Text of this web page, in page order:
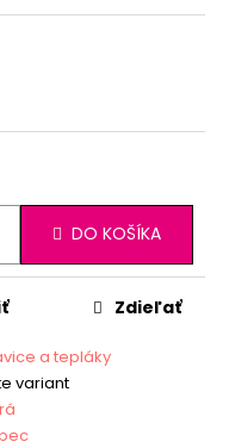
DO KOŠÍKA
a tepláky
variant
Zdieľať